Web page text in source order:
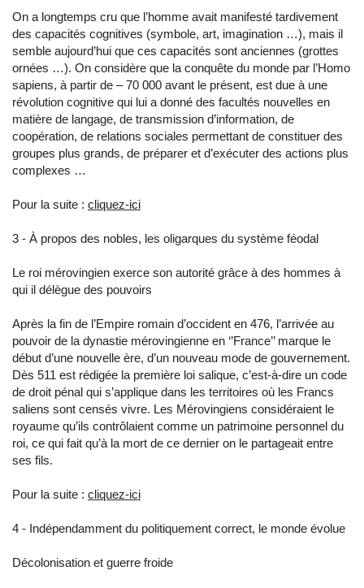
On a longtemps cru que l’homme avait manifesté tardivement
des capacités cognitives (symbole, art, imagination …), mais il
semble aujourd’hui que ces capacités sont anciennes (grottes
ornées …). On considère que la conquête du monde par l’Homo
sapiens, à partir de – 70 000 avant le présent, est due à une
révolution cognitive qui lui a donné des facultés nouvelles en
matière de langage, de transmission d’information, de
coopération, de relations sociales permettant de constituer des
groupes plus grands, de préparer et d’exécuter des actions plus
complexes …
Pour la suite : cliquez-ici
3 - À propos des nobles, les oligarques du système féodal
Le roi mérovingien exerce son autorité grâce à des hommes à
qui il délègue des pouvoirs
Après la fin de l’Empire romain d’occident en 476, l’arrivée au
pouvoir de la dynastie mérovingienne en ‘’France’’ marque le
début d’une nouvelle ère, d’un nouveau mode de gouvernement.
Dès 511 est rédigée la première loi salique, c’est-à-dire un code
de droit pénal qui s’applique dans les territoires où les Francs
saliens sont censés vivre. Les Mérovingiens considéraient le
royaume qu’ils contrôlaient comme un patrimoine personnel du
roi, ce qui fait qu’à la mort de ce dernier on le partageait entre
ses fils.
Pour la suite : cliquez-ici
4 - Indépendamment du politiquement correct, le monde évolue
Décolonisation et guerre froide